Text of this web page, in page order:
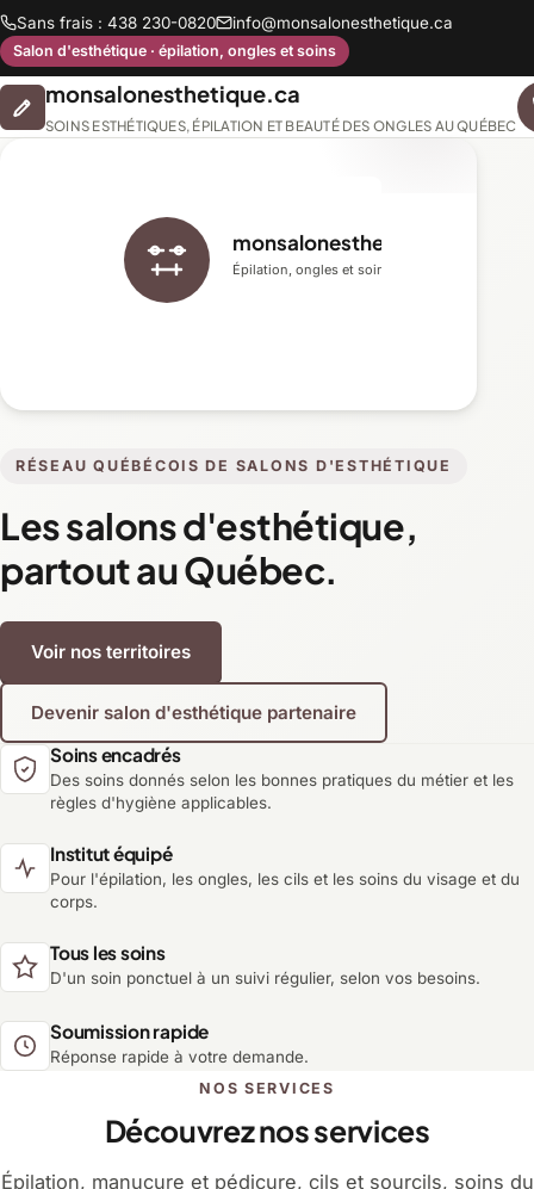
Sans frais : 438 230-0820 info@monsalonesthetique.ca
Salon d'esthétique · épilation, ongles et soins
monsalonesthetique.ca
SOINS ESTHÉTIQUES, ÉPILATION ET BEAUTÉ DES ONGLES AU QUÉBEC
RÉSEAU QUÉBÉCOIS DE SALONS D'ESTHÉTIQUE
Les salons d'esthétique,
partout au Québec.
Voir nos territoires
Devenir salon d'esthétique partenaire
monsalonesthetique.ca
Épilation, ongles et soins du visage
Soins encadrés
Des soins donnés selon les bonnes pratiques du métier et les
règles d'hygiène applicables.
Institut équipé
Pour l'épilation, les ongles, les cils et les soins du visage et du
corps.
Tous les soins
D'un soin ponctuel à un suivi régulier, selon vos besoins.
Soumission rapide
Réponse rapide à votre demande.
NOS SERVICES
Découvrez nos services
Épilation, manucure et pédicure, cils et sourcils, soins du